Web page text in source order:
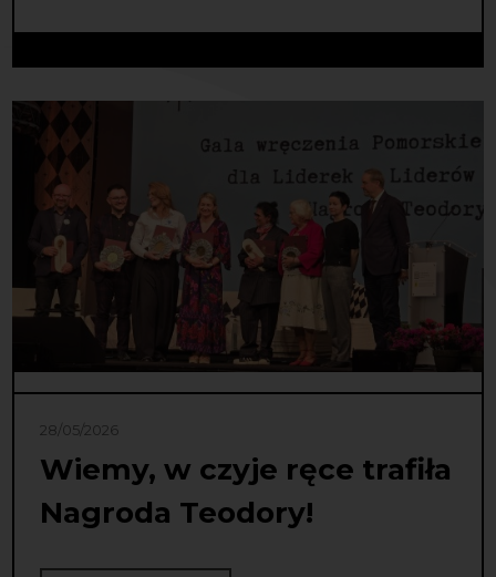
28/05/2026
Wiemy, w czyje ręce trafiła
Nagroda Teodory!